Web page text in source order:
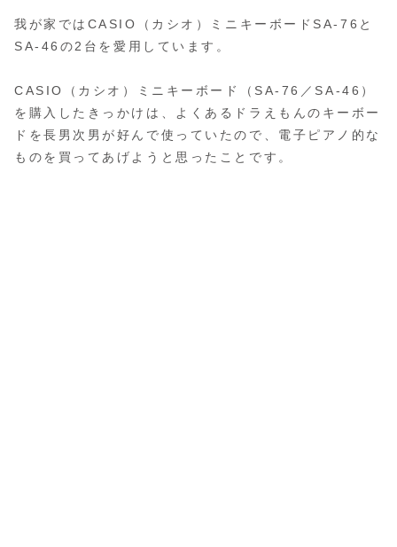
我が家ではCASIO（カシオ）ミニキーボードSA-76と
SA-46の2台を愛用しています。
CASIO（カシオ）ミニキーボード（SA-76／SA-46）
を購入したきっかけは、よくあるドラえもんのキーボー
ドを長男次男が好んで使っていたので、電子ピアノ的な
ものを買ってあげようと思ったことです。